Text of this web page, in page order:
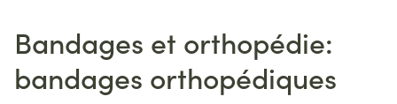
Bandages et orthopédie:
bandages orthopédiques